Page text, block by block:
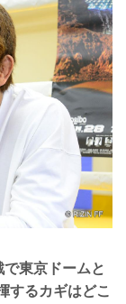
東京ドームと
するカギはどこ